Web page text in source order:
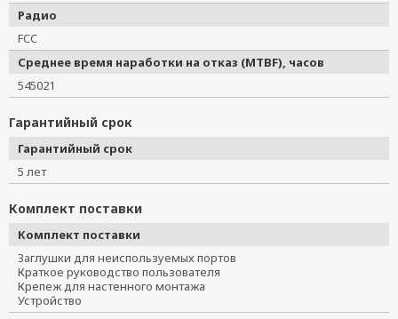
Радио
FCC
Среднее время наработки на отказ (MTBF), часов
545021
Гарантийный срок
Гарантийный срок
5 лет
Комплект поставки
Комплект поставки
Заглушки для неиспользуемых портов
Краткое руководство пользователя
Крепеж для настенного монтажа
Устройство